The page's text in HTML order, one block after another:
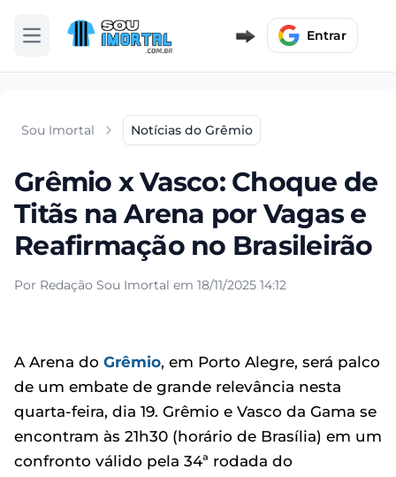
Abrir menu Entrar
Sou Imortal Notícias do Grêmio
Grêmio x Vasco: Choque de
Titãs na Arena por Vagas e
Reafirmação no Brasileirão
Por Redação Sou Imortal em 18/11/2025 14:12
A Arena do Grêmio, em Porto Alegre, será palco
de um embate de grande relevância nesta
quarta-feira, dia 19. Grêmio e Vasco da Gama se
encontram às 21h30 (horário de Brasília) em um
confronto válido pela 34ª rodada do